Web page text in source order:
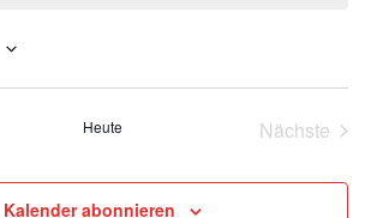
Heute
Nächste
Kalender abonnieren